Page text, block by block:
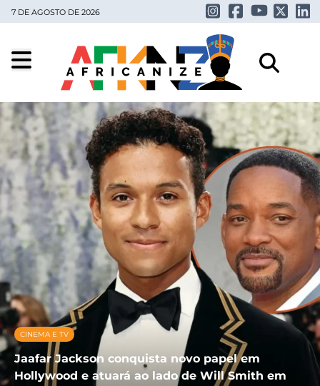
7 DE AGOSTO DE 2026
CINEMA E TV
Jaafar Jackson conquista novo papel em
Hollywood e atuará ao lado de Will Smith em